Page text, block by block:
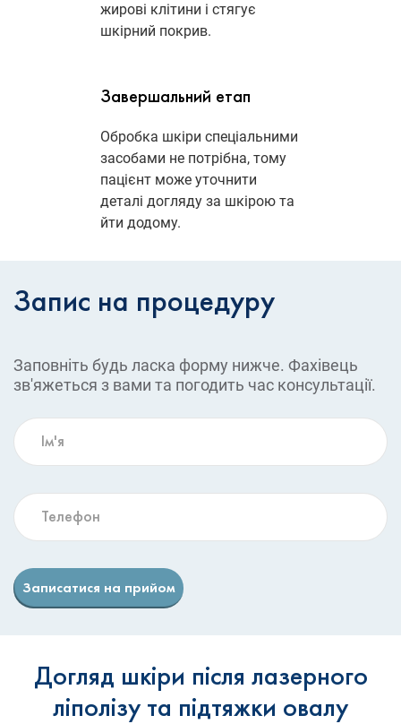
жирові клітини і стягує
шкірний покрив.
Завершальний етап
Обробка шкіри спеціальними
засобами не потрібна, тому
пацієнт може уточнити
деталі догляду за шкірою та
йти додому.
Запис на процедуру
Заповніть будь ласка форму нижче. Фахівець
зв'яжеться з вами та погодить час консультації.
Записатися на прийом
Догляд шкіри після лазерного
ліполізу та підтяжки овалу